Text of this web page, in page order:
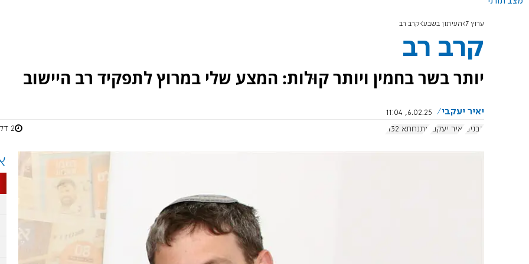
ערוץ 7 העיתון בשבע קרב רב
קרב רב
יותר בשר בחמין ויותר קוּלות: המצע שלי במרוץ לתפקיד רב היישוב
יאיר יעקבי
6.02.25, 11:04
רבנים יאיר יעקבי אתנחתא 1132 2 דקות